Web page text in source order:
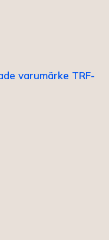
varumärke TRF-